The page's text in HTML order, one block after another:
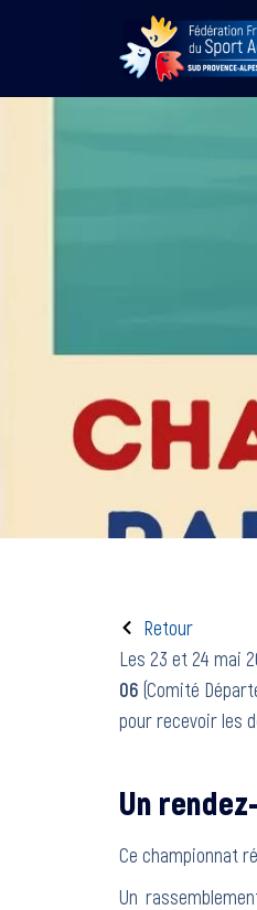
Retour
Les 23 et 24 mai
06(Comité
pour recevoir les
Un
Ce championnat
Un